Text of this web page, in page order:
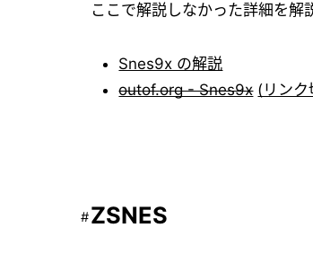
ここで解説しなかった詳細を解
Snes9x の解説
outof.org - Snes9x (リンク
ZSNES